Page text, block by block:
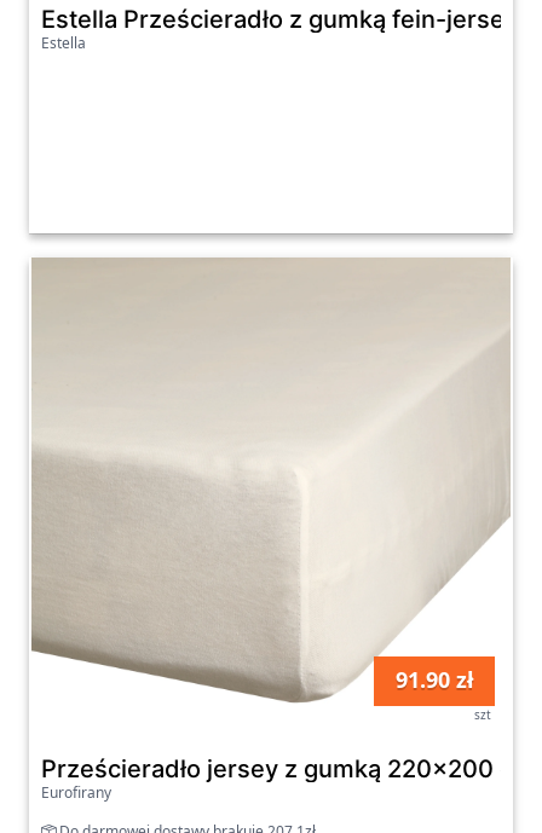
Estella Prześcieradło z gumką fein-jersey
Estella
91.90 zł
szt
Prześcieradło jersey z gumką 220x200
Eurofirany